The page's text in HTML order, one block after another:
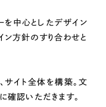
を中心としたデザイン
ン方針のすり合わせと
サイト全体を構築。文
確認いただきます。